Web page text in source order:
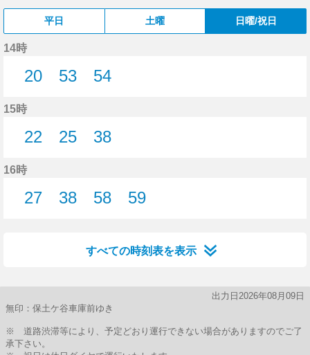
平日 土曜 日曜/祝日
14時
20
53
54
15時
22
25
38
16時
27
38
58
59
すべての時刻表を表示
出力日2026年08月09日
無印：保土ケ谷車庫前ゆき
※ 道路渋滞等により、予定どおり運行できない場合がありますのでご了
承下さい。